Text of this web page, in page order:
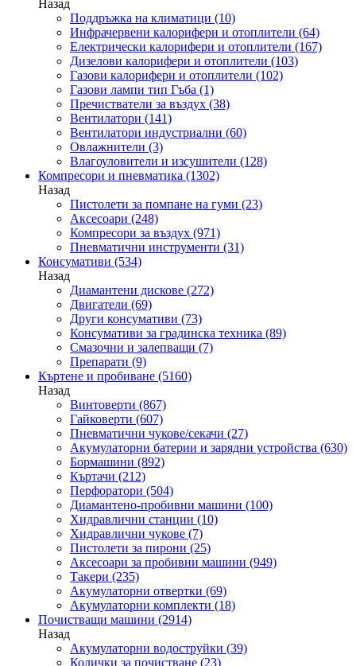
Назад
Поддръжка на климатици (10)
Инфрачервени калорифери и отоплители (64)
Електрически калорифери и отоплители (167)
Дизелови калорифери и отоплители (103)
Газови калорифери и отоплители (102)
Газови лампи тип Гъба (1)
Пречистватели за въздух (38)
Вентилатори (141)
Вентилатори индустриални (60)
Овлажнители (3)
Влагоуловители и изсушители (128)
Компресори и пневматика (1302)
Назад
Пистолети за помпане на гуми (23)
Аксесоари (248)
Компресори за въздух (971)
Пневматични инструменти (31)
Консумативи (534)
Назад
Диамантени дискове (272)
Двигатели (69)
Други консумативи (73)
Консумативи за градинска техника (89)
Смазочни и залепващи (7)
Препарати (9)
Къртене и пробиване (5160)
Назад
Винтоверти (867)
Гайковерти (607)
Пневматични чукове/секачи (27)
Акумулаторни батерии и зарядни устройства (630)
Бормашини (892)
Къртачи (212)
Перфоратори (504)
Диамантено-пробивни машини (100)
Хидравлични станции (10)
Хидравлични чукове (7)
Пистолети за пирони (25)
Аксесоари за пробивни машини (949)
Такери (235)
Акумулаторни отвертки (69)
Акумулаторни комплекти (18)
Почистващи машини (2914)
Назад
Акумулаторни водоструйки (39)
Колички за почистване (23)